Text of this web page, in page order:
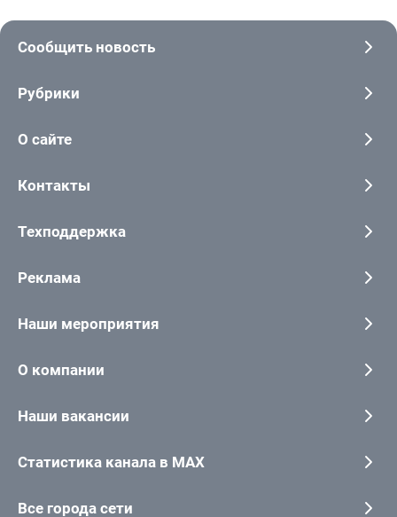
Сообщить новость
Рубрики
О сайте
Контакты
Техподдержка
Реклама
Наши мероприятия
О компании
Наши вакансии
Статистика канала в MAX
Все города сети